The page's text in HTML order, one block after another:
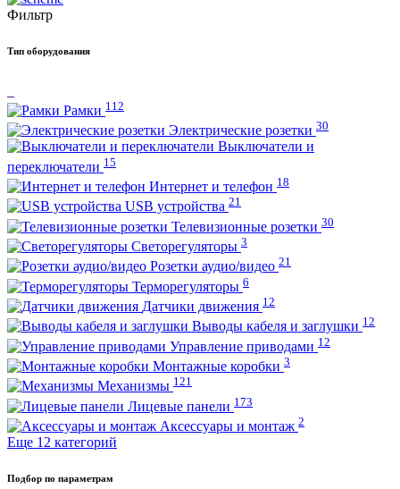
Фильтр
Тип оборудования
Рамки 112
Электрические розетки 30
Выключатели и
переключатели 15
Интернет и телефон 18
USB устройства 21
Телевизионные розетки 30
Светорегуляторы 3
Розетки аудио/видео 21
Терморегуляторы 6
Датчики движения 12
Выводы кабеля и заглушки 12
Управление приводами 12
Монтажные коробки 3
Механизмы 121
Лицевые панели 173
Аксессуары и монтаж 2
Еще 12 категорий
Подбор по параметрам